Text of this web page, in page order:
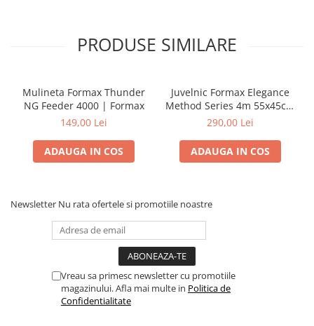
PRODUSE SIMILARE
Mulineta Formax Thunder
NG Feeder 4000 | Formax
149,00 Lei
ADAUGA IN COS
Juvelnic Formax Elegance
Method Series 4m 55x45cm
| Formax
290,00 Lei
ADAUGA IN COS
Newsletter Nu rata ofertele si promotiile noastre
Vreau sa primesc newsletter cu promotiile
magazinului. Afla mai multe in Politica de
Confidentialitate